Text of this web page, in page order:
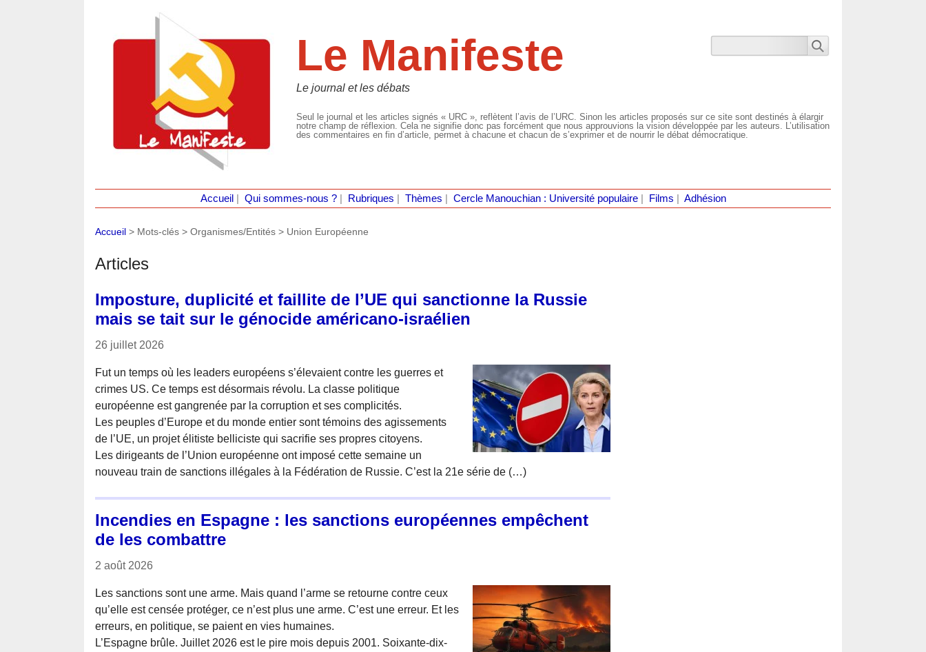
Le Manifeste
Le journal et les débats
Seul le journal et les articles signés « URC », reflètent l’avis de l’URC. Sinon les articles proposés sur ce site sont destinés à élargir
notre champ de réflexion. Cela ne signifie donc pas forcément que nous approuvions la vision développée par les auteurs. L’utilisation
des commentaires en fin d’article, permet à chacune et chacun de s’exprimer et de nourrir le débat démocratique.
Accueil Qui sommes-nous ?| Rubriques Thèmes Cercle Manouchian : Université populaire| Films Adhésion
Accueil > Mots-clés > Organismes/Entités > Union Européenne
Articles
Imposture, duplicité et faillite de l’UE qui sanctionne la Russie
mais se tait sur le génocide américano-israélien
26 juillet 2026
Fut un temps où les leaders européens s’élevaient contre les guerres et
crimes US. Ce temps est désormais révolu. La classe politique
européenne est gangrenée par la corruption et ses complicités.
Les peuples d’Europe et du monde entier sont témoins des agissements
de l’UE, un projet élitiste belliciste qui sacrifie ses propres citoyens.
Les dirigeants de l’Union européenne ont imposé cette semaine un
nouveau train de sanctions illégales à la Fédération de Russie. C’est la 21e série de (…)
Incendies en Espagne : les sanctions européennes empêchent
de les combattre
2 août 2026
Les sanctions sont une arme. Mais quand l’arme se retourne contre ceux
qu’elle est censée protéger, ce n’est plus une arme. C’est une erreur. Et les
erreurs, en politique, se paient en vies humaines.
L’Espagne brûle. Juillet 2026 est le pire mois depuis 2001. Soixante-dix-